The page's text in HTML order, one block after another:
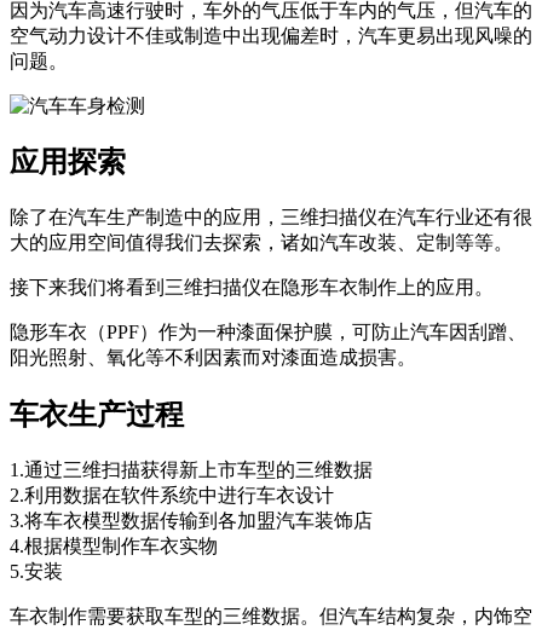
因为汽车高速行驶时，车外的气压低于车内的气压，但汽车的
空气动力设计不佳或制造中出现偏差时，汽车更易出现风噪的
问题。
应用探索
除了在汽车生产制造中的应用，三维扫描仪在汽车行业还有很
大的应用空间值得我们去探索，诸如汽车改装、定制等等。
接下来我们将看到三维扫描仪在隐形车衣制作上的应用。
隐形车衣（PPF）作为一种漆面保护膜，可防止汽车因刮蹭、
阳光照射、氧化等不利因素而对漆面造成损害。
车衣生产过程
1.通过三维扫描获得新上市车型的三维数据
2.利用数据在软件系统中进行车衣设计
3.将车衣模型数据传输到各加盟汽车装饰店
4.根据模型制作车衣实物
5.安装
车衣制作需要获取车型的三维数据。但汽车结构复杂，内饰空